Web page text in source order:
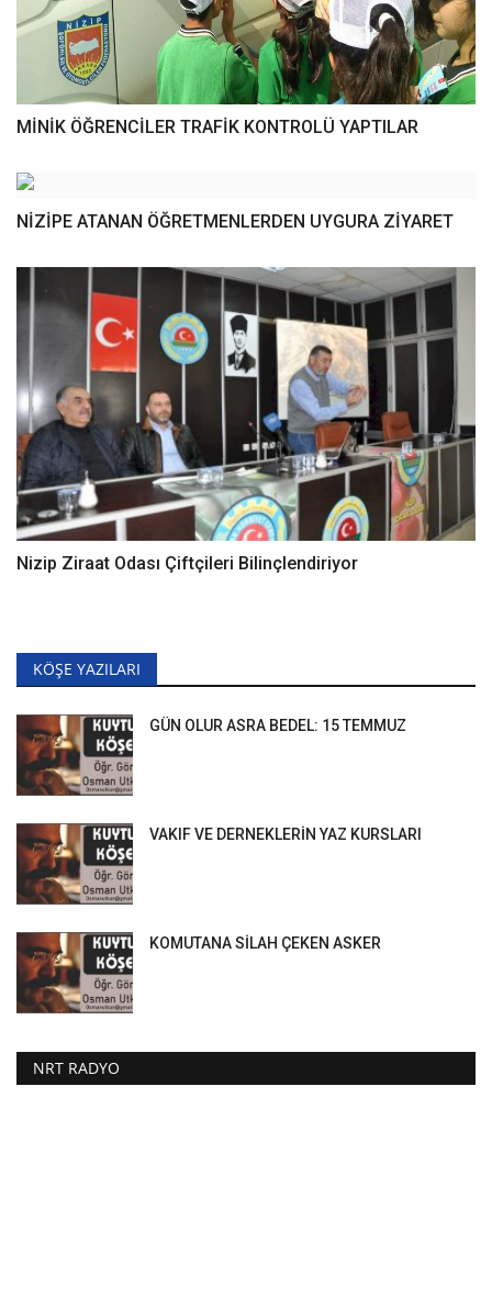
MİNİK ÖĞRENCİLER TRAFİK KONTROLÜ YAPTILAR
NİZİPE ATANAN ÖĞRETMENLERDEN UYGURA ZİYARET
Nizip Ziraat Odası Çiftçileri Bilinçlendiriyor
KÖŞE YAZILARI
GÜN OLUR ASRA BEDEL: 15 TEMMUZ
VAKIF VE DERNEKLERİN YAZ KURSLARI
KOMUTANA SİLAH ÇEKEN ASKER
NRT RADYO